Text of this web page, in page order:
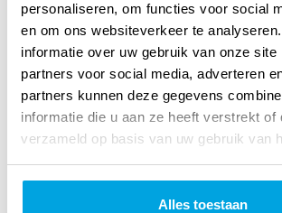
personaliseren, om functies voor social
en om ons websiteverkeer te
informatie over uw gebruik van onze site
partners voor social media, adverteren
partners kunnen deze gegevens
informatie die u aan ze heeft verstrekt of
verzameld op basis van uw gebruik van
Alles toestaan
Verschijningsvorm: Paperback
NUR-code: 707
Categorie: Geloofsopbouw
Verschijningsdatum: Februari 2020